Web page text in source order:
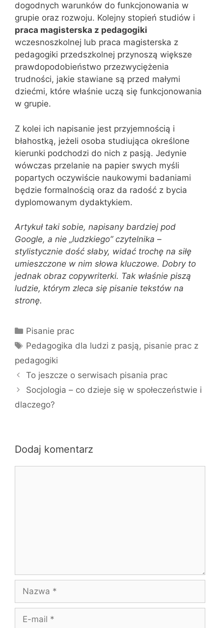
dogodnych warunków do funkcjonowania w
grupie oraz rozwoju. Kolejny stopień studiów i
praca magisterska z pedagogiki
wczesnoszkolnej lub praca magisterska z
pedagogiki przedszkolnej przynoszą większe
prawdopodobieństwo przezwyciężenia
trudności, jakie stawiane są przed małymi
dziećmi, które właśnie uczą się funkcjonowania
w grupie.
Z kolei ich napisanie jest przyjemnością i
błahostką, jeżeli osoba studiująca określone
kierunki podchodzi do nich z pasją. Jedynie
wówczas przelanie na papier swych myśli
popartych oczywiście naukowymi badaniami
będzie formalnością oraz da radość z bycia
dyplomowanym dydaktykiem.
Artykuł taki sobie, napisany bardziej pod
Google, a nie „ludzkiego” czytelnika –
stylistycznie dość słaby, widać trochę na siłę
umieszczone w nim słowa kluczowe. Dobry to
jednak obraz copywriterki. Tak właśnie piszą
ludzie, którym zleca się pisanie tekstów na
stronę.
Kategorie
Pisanie prac
Tagi
Pedagogika dla ludzi z pasją, pisanie prac z
pedagogiki
To jeszcze o serwisach pisania prac
Socjologia – co dzieje się w społeczeństwie i
dlaczego?
Dodaj komentarz
Nazwa